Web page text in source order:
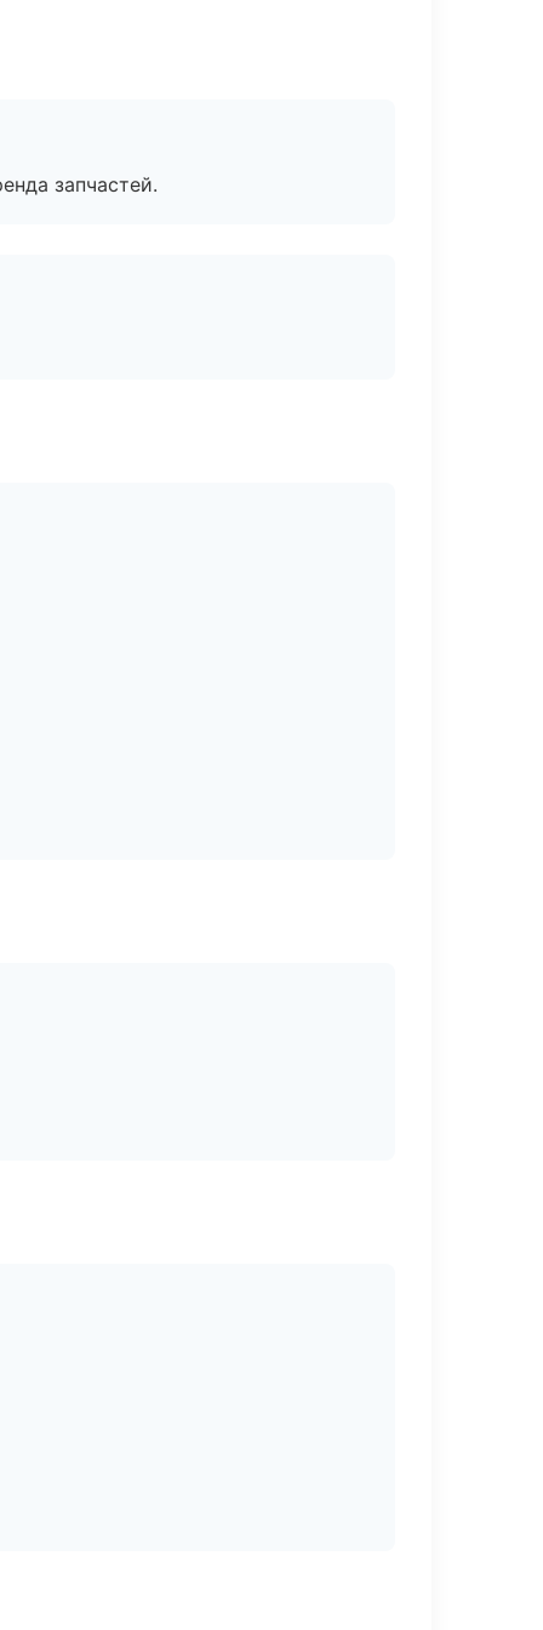
запчастей.